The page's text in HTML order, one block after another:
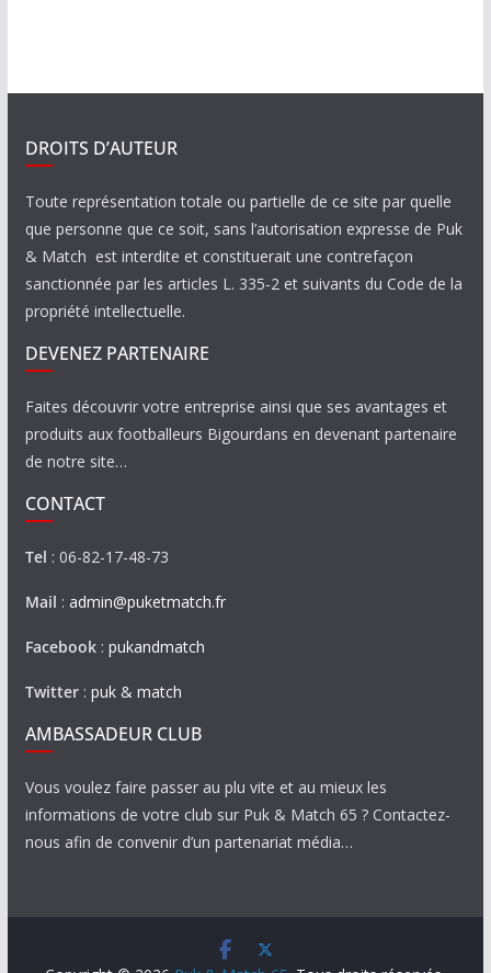
DROITS D’AUTEUR
Toute représentation totale ou partielle de ce site par quelle
que personne que ce soit, sans l’autorisation expresse de Puk
& Match est interdite et constituerait une contrefaçon
sanctionnée par les articles L. 335-2 et suivants du Code de la
propriété intellectuelle.
DEVENEZ PARTENAIRE
Faites découvrir votre entreprise ainsi que ses avantages et
produits aux footballeurs Bigourdans en devenant partenaire
de notre site…
CONTACT
Tel : 06-82-17-48-73
Mail : admin@puketmatch.fr
Facebook: pukandmatch
Twitter: puk & match
AMBASSADEUR CLUB
Vous voulez faire passer au plu vite et au mieux les
informations de votre club sur Puk & Match 65 ? Contactez-
nous afin de convenir d’un partenariat média…